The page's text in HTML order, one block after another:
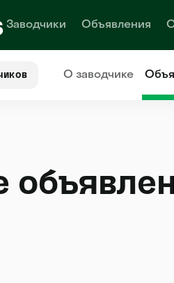
Заводчики Объявления
О заводчике